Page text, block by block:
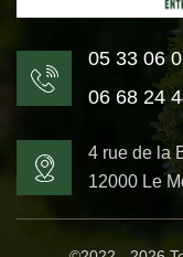
05 33 06
06 68 24
4 rue de la
12000 Le